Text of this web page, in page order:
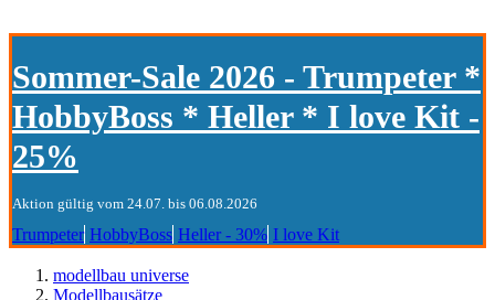
Sommer-Sale 2026 - Trumpeter *
HobbyBoss * Heller * I love Kit -
25%
Aktion gültig vom 24.07. bis 06.08.2026
Trumpeter HobbyBoss Heller - 30% I love Kit
modellbau universe
Modellbausätze